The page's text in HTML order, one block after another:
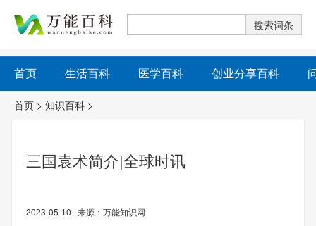
首页 生活百科 医学百科 创业分享百科
首页 > 知识百科 >
三国袁术简介|全球时讯
2023-05-10 来源：万能知识网